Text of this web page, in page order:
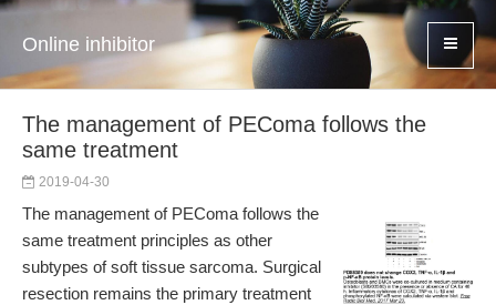
Online inhibitor
The management of PEComa follows the
same treatment
2019-04-30
The management of PEComa follows the
same treatment principles as other
subtypes of soft tissue sarcoma. Surgical
resection remains the primary treatment